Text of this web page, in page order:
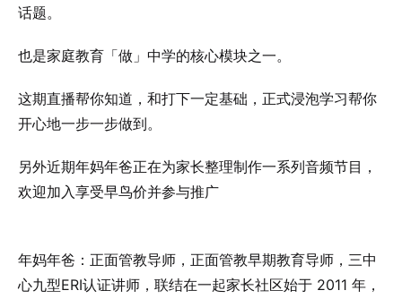
话题。
也是家庭教育「做」中学的核心模块之一。
这期直播帮你知道，和打下一定基础，正式浸泡学习帮你
开心地一步一步做到。
另外近期年妈年爸正在为家长整理制作一系列音频节目，
欢迎加入享受早鸟价并参与推广
年妈年爸：正面管教导师，正面管教早期教育导师，三中
心九型ERI认证讲师，联结在一起家长社区始于 2011 年，